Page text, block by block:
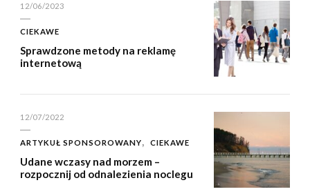
12/06/2023
CIEKAWE
Sprawdzone metody na reklamę
internetową
12/07/2022
ARTYKUŁ SPONSOROWANY CIEKAWE
Udane wczasy nad morzem –
rozpocznij od odnalezienia noclegu